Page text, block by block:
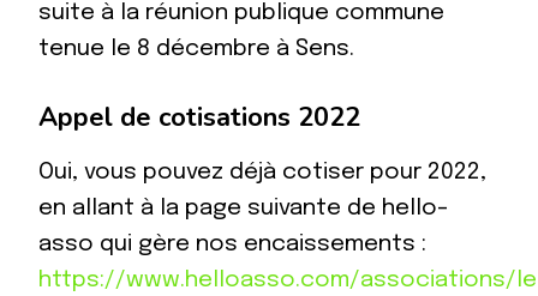
suite à la réunion publique commune
tenue le 8 décembre à Sens.
Appel de cotisations 2022
Oui, vous pouvez déjà cotiser pour 2022,
en allant à la page suivante de hello-
asso qui gère nos encaissements :
https://www.helloasso.com/associations/